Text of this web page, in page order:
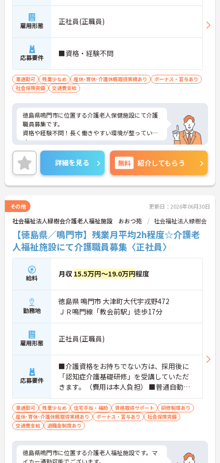
雇用形態 正社員(正職員)
応募要件 ■資格・経験不問
車通勤可 残業少なめ 産休･育休･介護休暇取得実績あり
ボーナス・賞与あり
社会保険完備
交通費支給
徳島県鳴門市に位置する介護老人保健施設にて介護
職員募集です。
資格や経験不問！長く働きやすい環境が整っていま
す。
ご興味ある方には、面接対策ポイントなど、さらに
詳細をお話しいたしますのでお気軽にご相談くださ
い！
詳細を見る 無料 紹介してもらう
その他 更新日：2026年06月30日
社会福祉法人緑樹会介護老人福祉施設 おおつ苑 社会福祉法人緑樹会
【徳島県／鳴門市】残業月平均2h程度☆介護老
人福祉施設にて介護職員募集〈正社員〉
給料 月収 15.5万円～19.0万円程度
勤務地
徳島県 鳴門市 大津町大代宇戎野472
ＪＲ鳴門線「教会前駅」徒歩17分
雇用形態 正社員(正職員)
応募要件
■介護資格をお持ちでない方は、採用後に
「認知症介護基礎研修」を受講していただ
きます。（費用は本人負担） ■普通自動車
運転免許必須（AT限定可） ■経験不問
車通勤可 残業少なめ 住宅手当・補助 資格取得サポート
研修制度あり
産休･育休･介護休暇取得実績あり
ボーナス・賞与あり
社会保険完備
交通費支給
退職金制度あり
徳島県鳴門市に位置する介護老人福祉施設です。マ